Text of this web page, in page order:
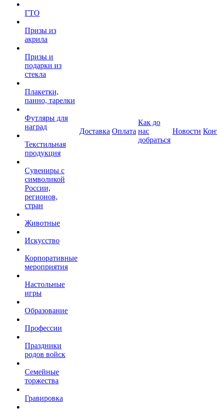
ГТО
Призы из
акрила
Призы и
подарки из
стекла
Плакетки,
панно, тарелки
Футляры для
наград
Текстильная
продукция
Сувениры с
символикой
России,
регионов,
стран
Животные
Искусство
Корпоративные
мероприятия
Настольные
игры
Образование
Профессии
Праздники
родов войск
Семейные
торжества
Гравировка
Доставка Оплата
Как до
нас
добраться
Новости